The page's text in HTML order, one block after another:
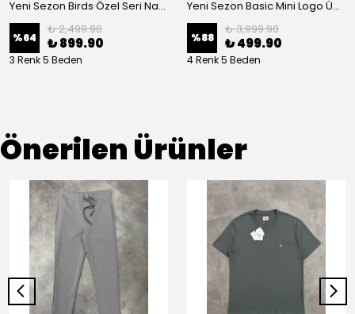
Yeni Sezon Birds Özel Seri Nakış Logo Şardonlu Sweatshirt
%64
₺ 2,499.90
₺ 899.90
3 Renk 5 Beden
Yeni Sezon Basic Mini Logo Üç İplik Şardonsuz Sweatshirt
%88
₺ 3,999.90
₺ 499.90
4 Renk 5 Beden
Önerilen Ürünler